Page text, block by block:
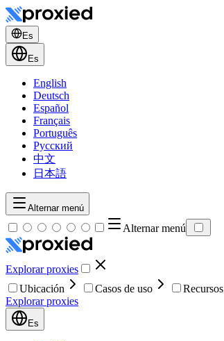
Es
Es
English
Deutsch
Español
Français
Português
Русский
中文
日本語
Alternar menú
Alternar menú
Explorar proxies
Ubicación
Casos de uso Recursos
Explorar proxies
Es